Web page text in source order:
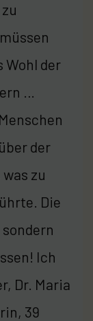
Wohl der
…
der
zu
Die
Ich
Dr. Maria
39